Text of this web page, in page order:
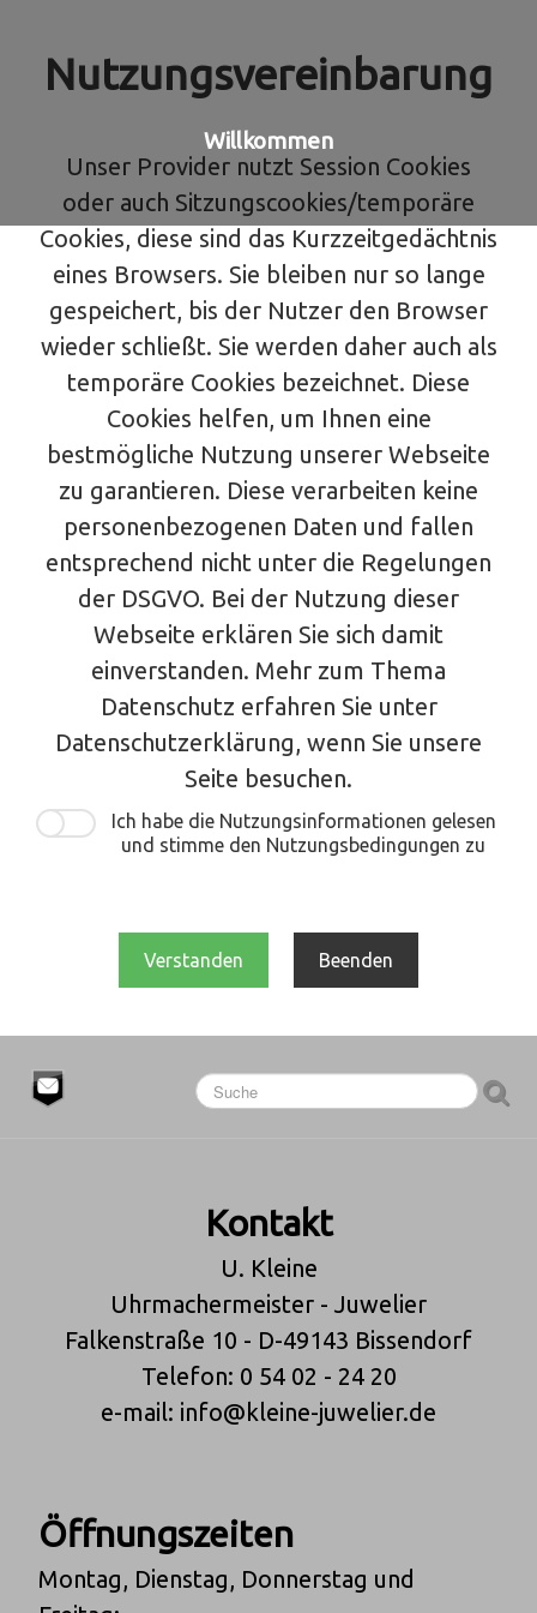
Willkommen
Nutzungsvereinbarung
Unser Provider nutzt Session Cookies
oder auch Sitzungscookies/temporäre
Cookies, diese sind das Kurzzeitgedächtnis
eines Browsers. Sie bleiben nur so lange
gespeichert, bis der Nutzer den Browser
wieder schließt. Sie werden daher auch als
temporäre Cookies bezeichnet. Diese
Cookies helfen, um Ihnen eine
bestmögliche Nutzung unserer Webseite
zu garantieren. Diese verarbeiten keine
personenbezogenen Daten und fallen
entsprechend nicht unter die Regelungen
der DSGVO. Bei der Nutzung dieser
Webseite erklären Sie sich damit
einverstanden. Mehr zum Thema
Datenschutz erfahren Sie unter
Datenschutzerklärung, wenn Sie unsere
Seite besuchen.
Ich habe die Nutzungsinformationen gelesen
und stimme den Nutzungsbedingungen zu
Verstanden Beenden
Kontakt
U. Kleine
Uhrmachermeister - Juwelier
Falkenstraße 10 - D-49143 Bissendorf
Telefon: 0 54 02 - 24 20
e-mail: info@kleine-juwelier.de
Öffnungszeiten
Montag, Dienstag, Donnerstag und